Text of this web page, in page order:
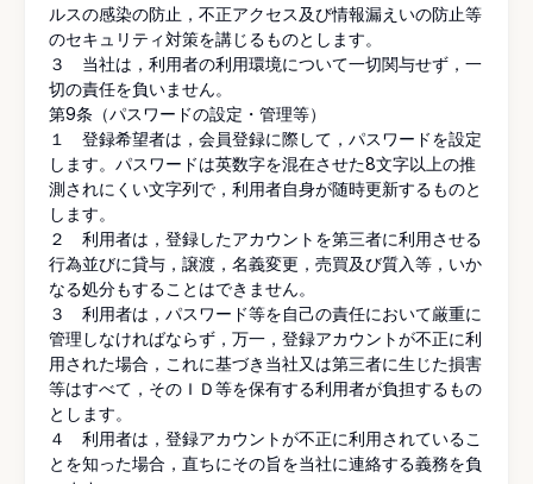
ルスの感染の防止，不正アクセス及び情報漏えいの防止等
のセキュリティ対策を講じるものとします。
３ 当社は，利用者の利用環境について一切関与せず，一
切の責任を負いません。
第9条（パスワードの設定・管理等）
１ 登録希望者は，会員登録に際して，パスワードを設定
します。パスワードは英数字を混在させた8文字以上の推
測されにくい文字列で，利用者自身が随時更新するものと
します。
２ 利用者は，登録したアカウントを第三者に利用させる
行為並びに貸与，譲渡，名義変更，売買及び質入等，いか
なる処分もすることはできません。
３ 利用者は，パスワード等を自己の責任において厳重に
管理しなければならず，万一，登録アカウントが不正に利
用された場合，これに基づき当社又は第三者に生じた損害
等はすべて，そのＩＤ等を保有する利用者が負担するもの
とします。
４ 利用者は，登録アカウントが不正に利用されているこ
とを知った場合，直ちにその旨を当社に連絡する義務を負